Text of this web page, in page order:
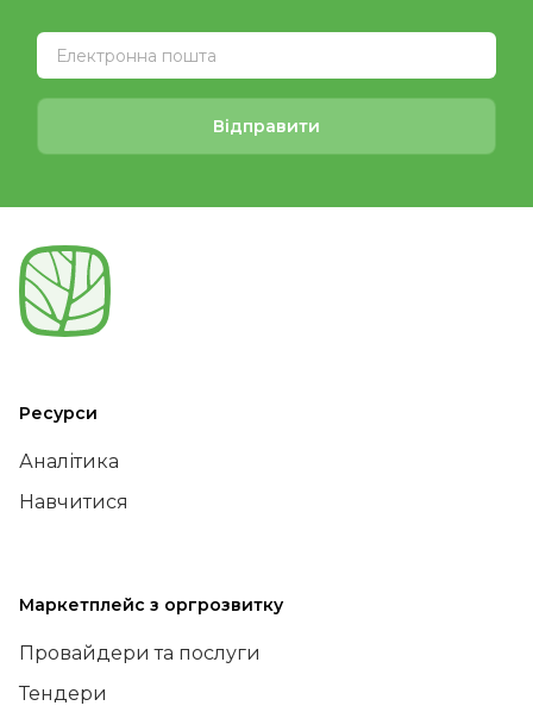
Відправити
Ресурси
Аналітика
Навчитися
Маркетплейс з оргрозвитку
Провайдери та послуги
Тендери